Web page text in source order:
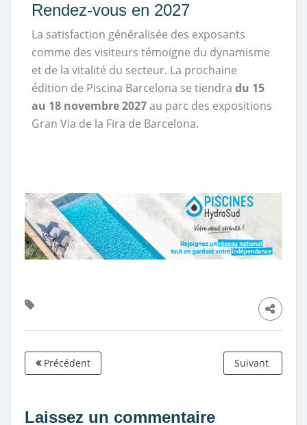
Rendez-vous en 2027
La satisfaction généralisée des exposants
comme des visiteurs témoigne du dynamisme
et de la vitalité du secteur. La prochaine
édition de Piscina Barcelona se tiendra du 15
au 18 novembre 2027au parc des expositions
Gran Via de la Fira de Barcelona.
Précédent Suivant
Laissez un commentaire